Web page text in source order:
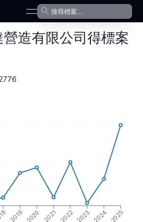
open navigation menu
造有限公司得標案
2019 2020 2021 2022 2023 2024 2025